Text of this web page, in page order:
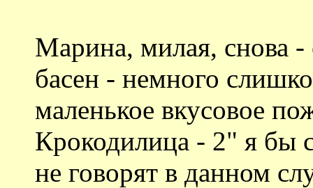
Марина, милая, снова
басен - немного
маленькое вкусовое
Крокодилица - 2" я бы
не говорят в данном